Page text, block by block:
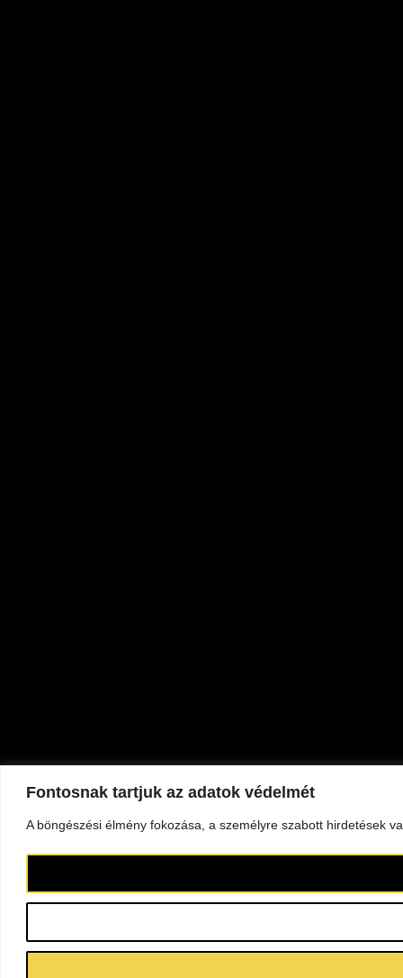
Fontosnak tartjuk az adatok védelmét
A böngészési élmény fokozása, a személyre szabott hirdetések